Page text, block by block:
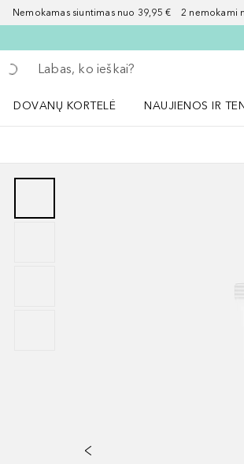
Nemokamas siuntimas nuo 39,95 € 2
Grįžk atgal
Vykdykite paiešką
DOVANŲ KORTELĖ
NAUJIENOS IR